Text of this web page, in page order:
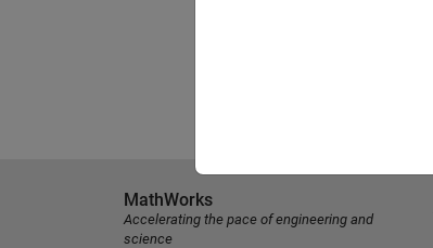
MathWorks
Accelerating the pace of engineering and
science